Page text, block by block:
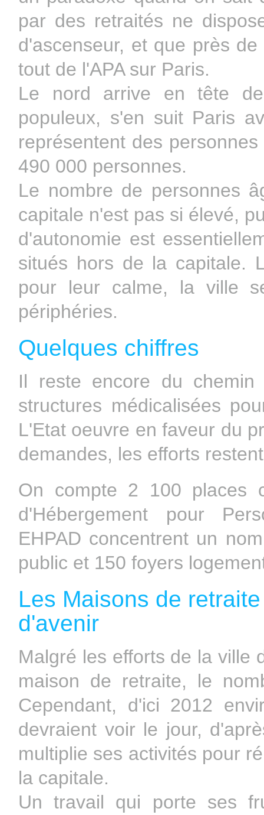
par des retraités ne
d'ascenseur, et que près
tout de l'APA sur Paris.
Le nord arrive en tête
populeux, s'en suit Paris
représentent des
490 000 personnes.
Le nombre de personnes
capitale n'est pas si élevé,
d'autonomie est
situés hors de la capitale.
pour leur calme, la ville
périphéries.
Quelques chiffres
Il reste encore du
structures médicalisées
L'Etat oeuvre en faveur du
demandes, les efforts
On compte 2 100 places
d'Hébergement pour
EHPAD concentrent un
public et 150 foyers
Les Maisons de
d'avenir
Malgré les efforts de la ville
maison de retraite, le
Cependant, d'ici 2012
devraient voir le jour,
multiplie ses activités pour
la capitale.
Un travail qui porte ses